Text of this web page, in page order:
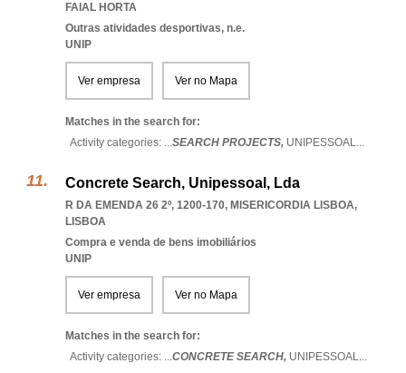
FAIAL HORTA
Outras atividades desportivas, n.e.
UNIP
Ver empresa Ver no Mapa
Matches in the search for:
Activity categories: ...SEARCH PROJECTS, UNIPESSOAL...
Concrete Search, Unipessoal, Lda
R DA EMENDA 26 2º, 1200-170, MISERICORDIA LISBOA,
LISBOA
Compra e venda de bens imobiliários
UNIP
Ver empresa Ver no Mapa
Matches in the search for:
Activity categories: ...CONCRETE SEARCH, UNIPESSOAL...